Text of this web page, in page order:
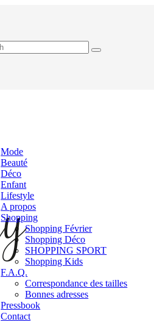
Mode
Beauté
Déco
Enfant
Lifestyle
A propos
Shopping
Shopping Février
Shopping Déco
SHOPPING SPORT
Shopping Kids
F.A.Q.
Correspondance des tailles
Bonnes adresses
Pressbook
Contact